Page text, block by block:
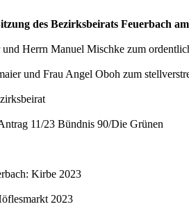
des Bezirksbeirats Feuerbach
Herrn Manuel Mischke zum
und Frau Angel Oboh zum
11/23 Bündnis 90/Die Grünen
Kirbe 2023
2023